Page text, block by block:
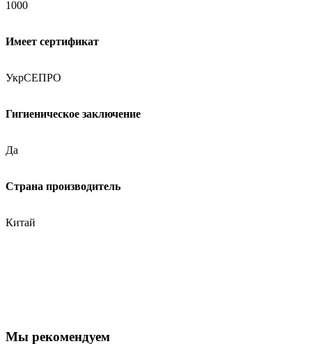
1000
Имеет сертификат
УкрСЕПРО
Гигиеническое заключение
Да
Страна производитель
Китай
Мы рекомендуем